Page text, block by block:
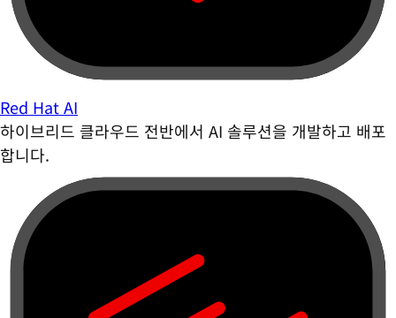
Red Hat AI
하이브리드 클라우드 전반에서 AI 솔루션을 개발하고 배포
합니다.